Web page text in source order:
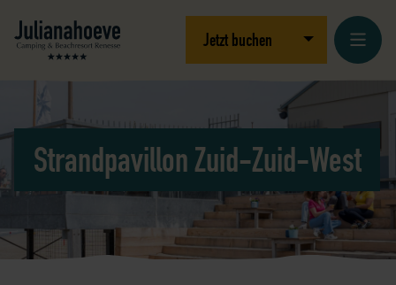
Logo Julianahoeve Jetzt buchen Dropdown
Strandpavillon Zuid-Zuid-West